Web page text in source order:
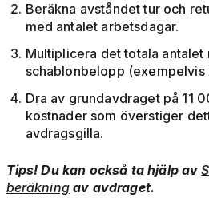
Beräkna avståndet tur och
med antalet arbetsdagar.
Multiplicera det totala antalet
schablonbelopp (exempelvis
Dra av grundavdraget på 11
kostnader som överstiger
avdragsgilla.
Tips! Du kan också ta hjälp av
beräkningav avdraget.